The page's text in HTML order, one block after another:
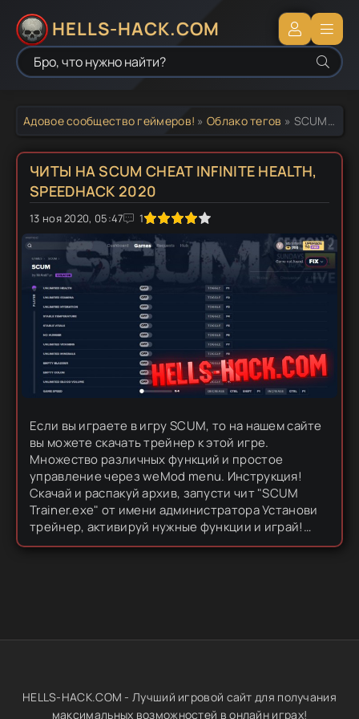
HELLS-HACK.COM
Адовое сообщество геймеров! »Облако тегов » SCUM Unlimited Health
ЧИТЫ НА SCUM CHEAT INFINITE HEALTH,
SPEEDHACK 2020
13 ноя 2020, 05:47 1
1 2 3 4 5
Если вы играете в игру SCUM, то на нашем сайте
вы можете скачать трейнер к этой игре.
Множество различных функций и простое
управление через weMod menu. Инструкция!
Скачай и распакуй архив, запусти чит "SCUM
Trainer.exe" от имени администратора Установи
трейнер, активируй нужные функции и играй!
Удачных читерских каток! Вот и все^^ Пароль от
HELLS-HACK.COM - Лучший игровой сайт для получания
максимальных возможностей в онлайн играх!